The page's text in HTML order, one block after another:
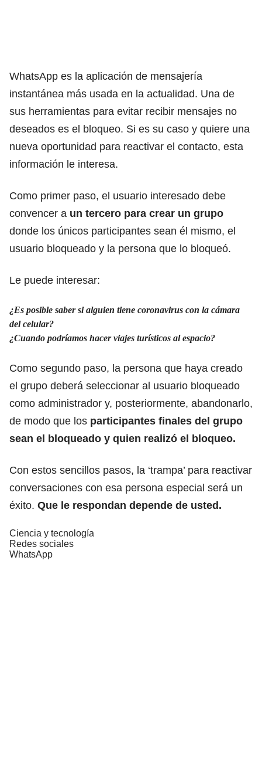
WhatsApp es la aplicación de mensajería
instantánea más usada en la actualidad. Una de
sus herramientas para evitar recibir mensajes no
deseados es el bloqueo. Si es su caso y quiere una
nueva oportunidad para reactivar el contacto, esta
información le interesa.
Como primer paso, el usuario interesado debe
convencer a un tercero para crear un grupo
donde los únicos participantes sean él mismo, el
usuario bloqueado y la persona que lo bloqueó.
Le puede interesar:
¿Es posible saber si alguien tiene coronavirus con la cámara
del celular?
¿Cuando podríamos hacer viajes turísticos al espacio?
Como segundo paso, la persona que haya creado
el grupo deberá seleccionar al usuario bloqueado
como administrador y, posteriormente, abandonarlo,
de modo que los participantes finales del grupo
sean el bloqueado y quien realizó el bloqueo.
Con estos sencillos pasos, la ‘trampa’ para reactivar
conversaciones con esa persona especial será un
éxito. Que le respondan depende de usted.
Ciencia y tecnología
Redes sociales
WhatsApp